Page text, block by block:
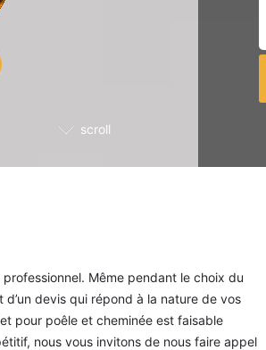
scroll
Même pendant le choix du
devis qui répond à la nature de vos
pour poêle et cheminée est faisable
nous vous invitons de nous faire appel